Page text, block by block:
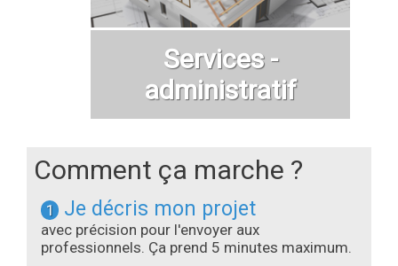
Services -
administratif
Comment ça marche ?
1 Je décris mon projet
avec précision pour l'envoyer aux
professionnels. Ça prend 5 minutes maximum.